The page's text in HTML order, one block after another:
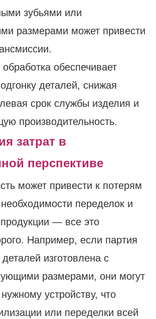
зубьями или
размерами может привести
обеспечивает
деталей, снижая
срок службы изделия и
производительность.
затрат в
перспективе
может привести к потерям
переделок и
— все это
Например, если партия
изготовлена ​​с
размерами, они могут
устройству, что
или переделки всей